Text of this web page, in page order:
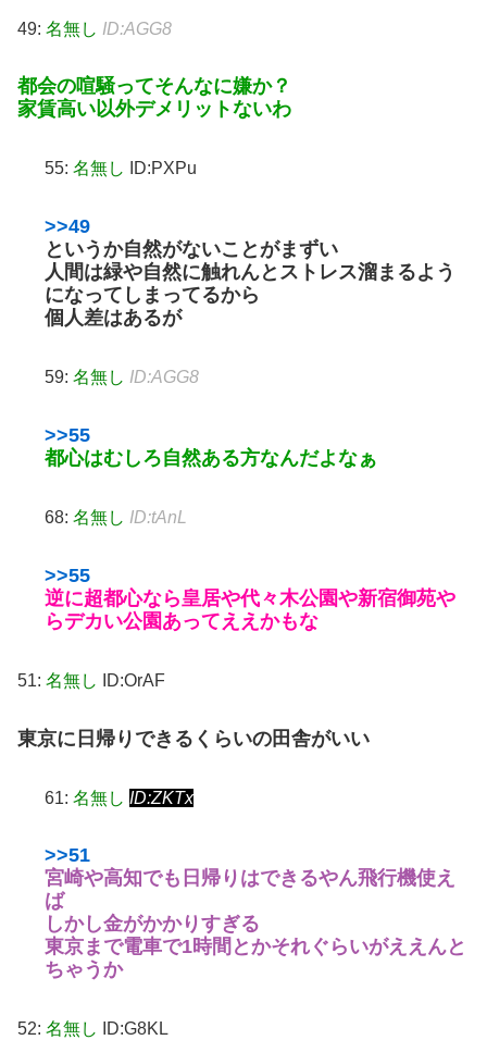
49: 名無し ID:AGG8
都会の喧騒ってそんなに嫌か？
家賃高い以外デメリットないわ
55: 名無し ID:PXPu
>>49
というか自然がないことがまずい
人間は緑や自然に触れんとストレス溜まるよう
になってしまってるから
個人差はあるが
59: 名無し ID:AGG8
>>55
都心はむしろ自然ある方なんだよなぁ
68: 名無し ID:tAnL
>>55
逆に超都心なら皇居や代々木公園や新宿御苑や
らデカい公園あってええかもな
51: 名無し ID:OrAF
東京に日帰りできるくらいの田舎がいい
61: 名無し ID:ZKTx
>>51
宮崎や高知でも日帰りはできるやん飛行機使え
ば
しかし金がかかりすぎる
東京まで電車で1時間とかそれぐらいがええんと
ちゃうか
52: 名無し ID:G8KL